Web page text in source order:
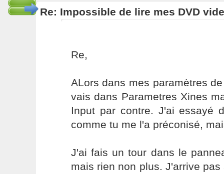
Re: Impossible de lire mes DVD
Re,
ALors dans mes paramètres
vais dans Parametres Xines
Input par contre. J'ai essayé
comme tu me l'a préconisé,
J'ai fais un tour dans le
mais rien non plus. J'arrive